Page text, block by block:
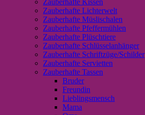
Zauberhafte Lichterwelt
Zauberhafte Müslischalen
Zauberhafte Pfeffermühlen
Zauberhafte Plüschtiere
Zauberhafte Schlüsselanhänger
Zauberhafte Schriftzüge/Schilder
Zauberhafte Servietten
Zauberhafte Tassen
Bruder
Freundin
Lieblingsmensch
Mama